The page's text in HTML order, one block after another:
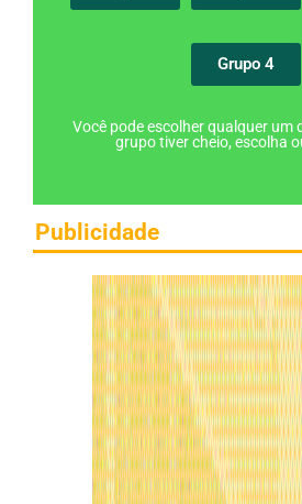
Grupo 4
Você pode escolher qualquer um
grupo tiver cheio, escolha
Publicidade